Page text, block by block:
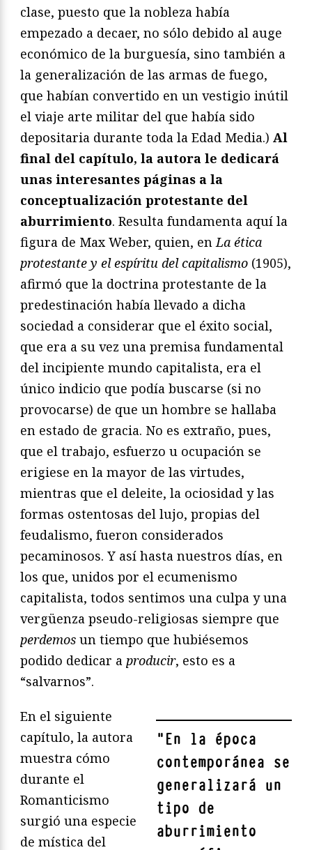
clase, puesto que la nobleza había
empezado a decaer, no sólo debido al auge
económico de la burguesía, sino también a
la generalización de las armas de fuego,
que habían convertido en un vestigio inútil
el viaje arte militar del que había sido
depositaria durante toda la Edad Media.) Al
final del capítulo, la autora le dedicará
unas interesantes páginas a la
conceptualización protestante del
aburrimiento. Resulta fundamenta aquí la
figura de Max Weber, quien, enLa ética
protestante y el espíritu del capitalismo (1905),
afirmó que la doctrina protestante de la
predestinación había llevado a dicha
sociedad a considerar que el éxito social,
que era a su vez una premisa fundamental
del incipiente mundo capitalista, era el
único indicio que podía buscarse (si no
provocarse) de que un hombre se hallaba
en estado de gracia. No es extraño, pues,
que el trabajo, esfuerzo u ocupación se
erigiese en la mayor de las virtudes,
mientras que el deleite, la ociosidad y las
formas ostentosas del lujo, propias del
feudalismo, fueron considerados
pecaminosos. Y así hasta nuestros días, en
los que, unidos por el ecumenismo
capitalista, todos sentimos una culpa y una
vergüenza pseudo-religiosas siempre que
perdemos un tiempo que hubiésemos
podido dedicar a producir, esto es a
“salvarnos”.
"En la época
contemporánea se
generalizará un
tipo de
aburrimiento
En el siguiente
capítulo, la autora
muestra cómo
durante el
Romanticismo
surgió una especie
de mística del